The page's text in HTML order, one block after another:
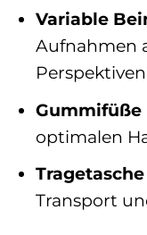
Variable
Aufnahmen
Gummifüße
optimalen
Transport